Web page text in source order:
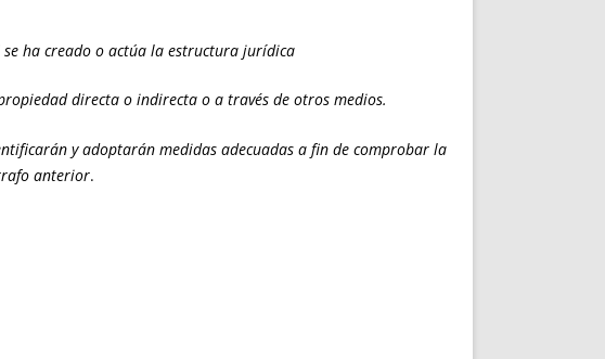
ha creado o actúa la estructura jurídica
directa o indirecta o a través de otros medios.
y adoptarán medidas adecuadas a fin de comprobar la
anterior.